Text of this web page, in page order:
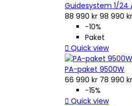
Guidesystem 1/24
88 990 kr 98 990 kr
−10%
Paket
 Quick view
PA-paket 9500W
66 990 kr 78 990 kr
−15%
 Quick view